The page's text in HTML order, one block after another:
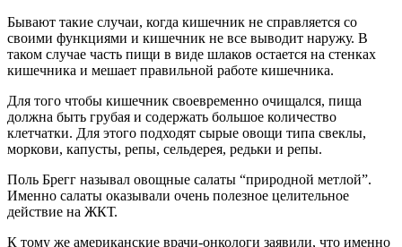
Бывают такие случаи, когда кишечник не справляется со
своими функциями и кишечник не все выводит наружу. В
таком случае часть пищи в виде шлаков остается на стенках
кишечника и мешает правильной работе кишечника.
Для того чтобы кишечник своевременно очищался, пища
должна быть грубая и содержать большое количество
клетчатки. Для этого подходят сырые овощи типа свеклы,
моркови, капусты, репы, сельдерея, редьки и репы.
Поль Брегг называл овощные салаты “природной метлой”.
Именно салаты оказывали очень полезное целительное
действие на ЖКТ.
К тому же американские врачи-онкологи заявили, что именно